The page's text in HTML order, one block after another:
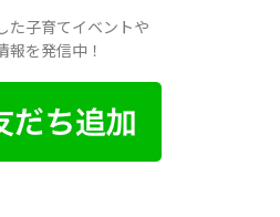
た子育てイベントや
報を発信中！